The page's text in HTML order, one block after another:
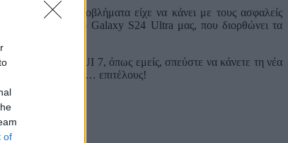
of
από τα προβλήματα είχε να κάνει με τους ασφαλείς
αναβάθμιση στο Galaxy S24 Ultra μας, που διορθώνει τα
σε One UI 7, όπως εμείς, σπεύστε να κάνετε τη νέα
με το Android 15… επιτέλους!